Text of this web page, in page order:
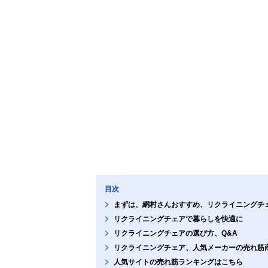
目次
まずは、網村さんおすすめ、リクライニングチ
リクライニングチェアで暮らしを快適に
リクライニングチェアの選び方、Q&A
リクライニングチェア、人気メーカーの売れ筋
人気サイトの売れ筋ランキングはこちら